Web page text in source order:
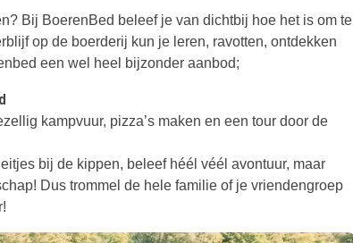
Bij BoerenBed beleef je van dichtbij hoe het is om te
op de boerderij kun je leren, ravotten, ontdekken
een wel heel bijzonder aanbod;
kampvuur, pizza’s maken en een tour door de
bij de kippen, beleef héél véél avontuur, maar
Dus trommel de hele familie of je vriendengroep